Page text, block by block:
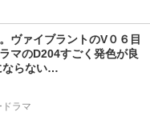
ヴァイブラントのV０６目
マのD204すごく発色が良
ならない…
ラマ